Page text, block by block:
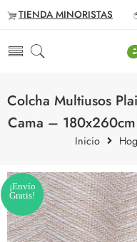
TIENDA MINORISTAS
Colcha Multiusos
Cama –
Inicio
¡Envío
Gratis!